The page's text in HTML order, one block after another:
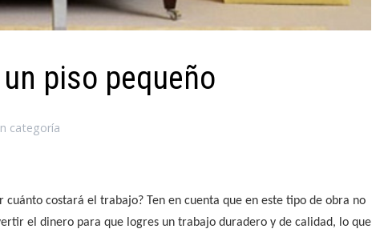
piso pequeño
categoría
costará el trabajo? Ten en cuenta que en este tipo de obra no
el dinero para que logres un trabajo duradero y de calidad, lo que